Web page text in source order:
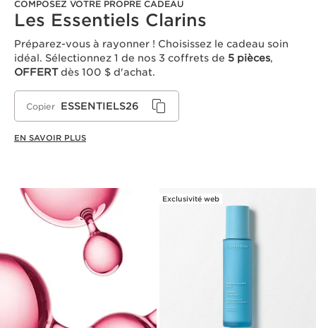
COMPOSEZ VOTRE PROPRE CADEAU
Les Essentiels Clarins
Préparez-vous à rayonner ! Choisissez le cadeau soin
idéal. Sélectionnez 1 de nos 3 coffrets de 5 pièces,
OFFERTdès 100 $ d'achat.
Copier ESSENTIELS26
EN SAVOIR PLUS
Exclusivité web